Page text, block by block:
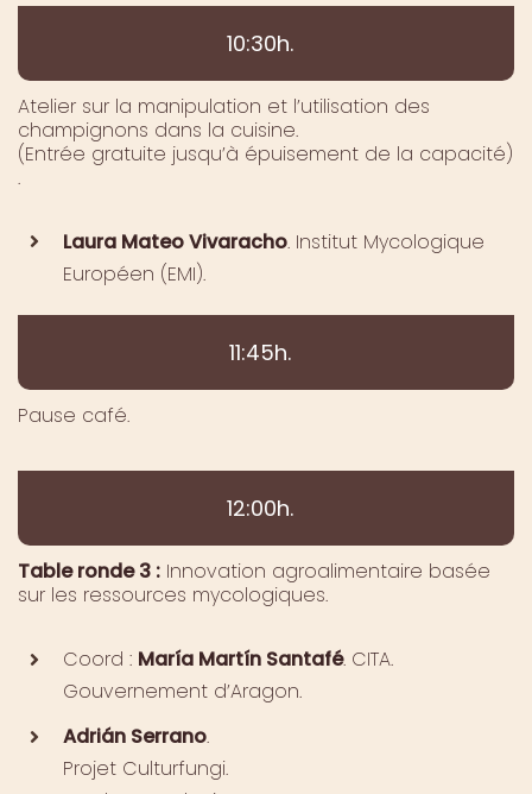
10:30h.
Atelier sur la manipulation et l’utilisation des
champignons dans la cuisine.
(Entrée gratuite jusqu’à épuisement de la capacité)
.
Laura Mateo Vivaracho. Institut Mycologique
Européen (EMI).
11:45h.
Pause café.
12:00h.
Table ronde 3 : Innovation agroalimentaire basée
sur les ressources mycologiques.
Coord : María Martín Santafé. CITA.
Gouvernement d’Aragon.
Adrián Serrano.
Projet Culturfungi.